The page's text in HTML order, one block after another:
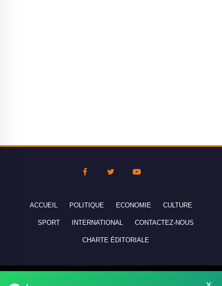
ACCUEIL POLITIQUE ECONOMIE CULTURE
SPORT INTERNATIONAL CONTACTEZ-NOUS
CHARTE ÉDITORIALE